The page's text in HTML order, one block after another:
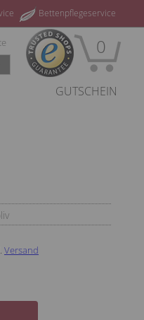
Bettenpflegeservice
0
GUTSCHEIN
Versand